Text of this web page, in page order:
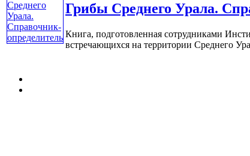
Грибы Среднего Урала.
Книга, подготовленная сотрудниками
встречающихся на территории Среднего